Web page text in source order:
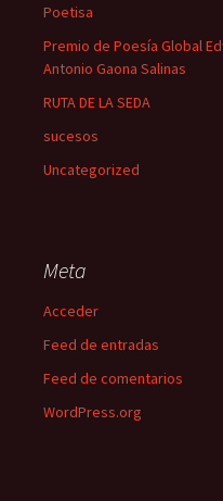
Poetisa
Premio de Poesía Global
Antonio Gaona Salinas
RUTA DE LA SEDA
sucesos
Uncategorized
Meta
Acceder
Feed de entradas
Feed de comentarios
WordPress.org